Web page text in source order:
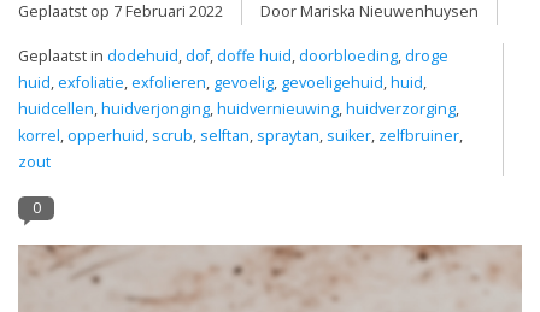
Salon verkoop
Verzorging / Accessoires
Onderdelen
Ventilatoren / Afzuiging
Geplaatst op 7 Februari 2022 Door Mariska Nieuwenhuysen
Geplaatst in dodehuid,dof,doffe huid,doorbloeding,droge
huid,exfoliatie,exfolieren, gevoelig, gevoeligehuid,huid,
huidcellen,huidverjonging,huidvernieuwing,huidverzorging,
korrel,opperhuid, scrub, selftan, spraytan, suiker, zelfbruiner,
zout
0